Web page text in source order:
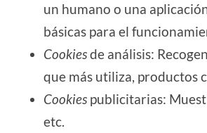
un humano o una
básicas para el
Cookiesde análisis:
que más utiliza, productos
Cookies publicitarias:
etc.